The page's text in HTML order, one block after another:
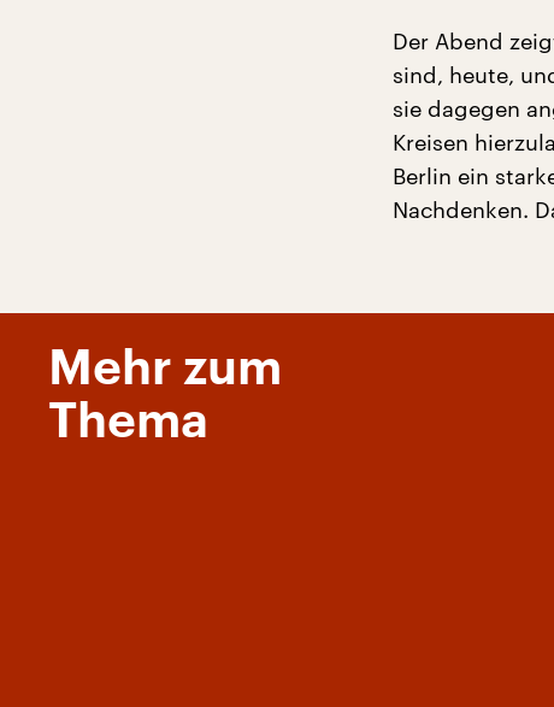
Der Abend
sind, heute,
sie dagegen
Kreisen
Berlin ein
Nachdenken.
Mehr zum
Thema